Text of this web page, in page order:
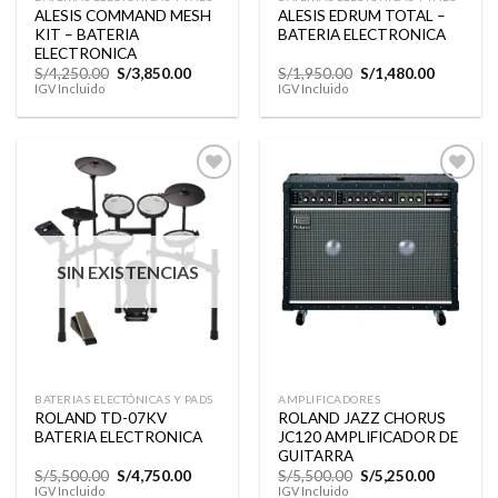
ALESIS COMMAND MESH
KIT – BATERIA
ELECTRONICA
S/4,250.00 El
precio
era:
S/3,850.00El
es:
IGV Incluido
ALESIS EDRUM TOTAL –
BATERIA ELECTRONICA
S/1,950.00 El
precio
era:
S/1,480.00El
es:
IGV Incluido
Añadir
a la
lista de
deseos
SIN EXISTENCIAS
BATERIAS ELECTÓNICAS Y PADS
ROLAND TD-07KV
BATERIA ELECTRONICA
S/5,500.00 El
precio
S/4,750.00El
IGV Incluido
Añadir
a la
lista de
deseos
AMPLIFICADORES
ROLAND JAZZ CHORUS
JC120 AMPLIFICADOR DE
GUITARRA
S/5,500.00 El
precio
S/5,250.00El
IGV Incluido